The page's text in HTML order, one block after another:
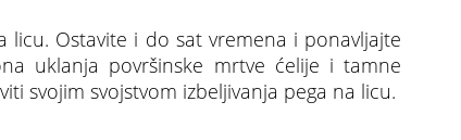
licu. Ostavite i do sat vremena i ponavljajte
uklanja površinske mrtve ćelije i tamne
svojim svojstvom izbeljivanja pega na licu.